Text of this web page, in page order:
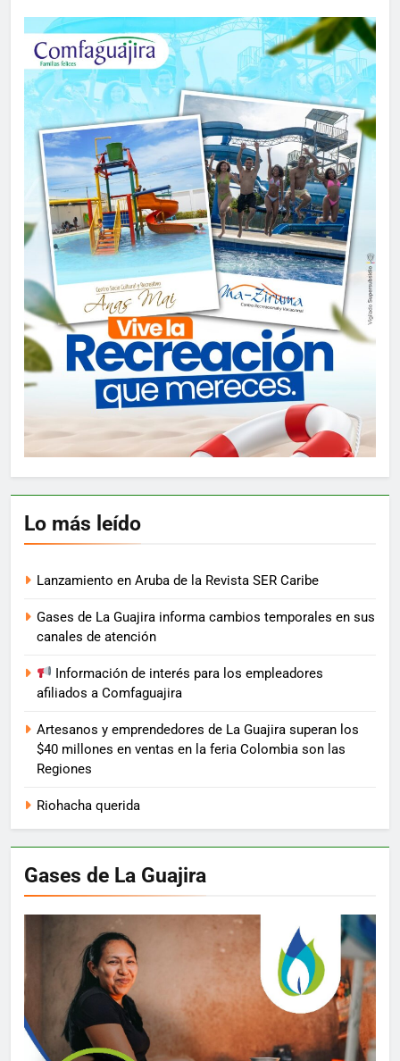
Lo más leído
Lanzamiento en Aruba de la Revista SER Caribe
Gases de La Guajira informa cambios temporales en sus
canales de atención
Información de interés para los empleadores
afiliados a Comfaguajira
Artesanos y emprendedores de La Guajira superan los
$40 millones en ventas en la feria Colombia son las
Regiones
Riohacha querida
Gases de La Guajira